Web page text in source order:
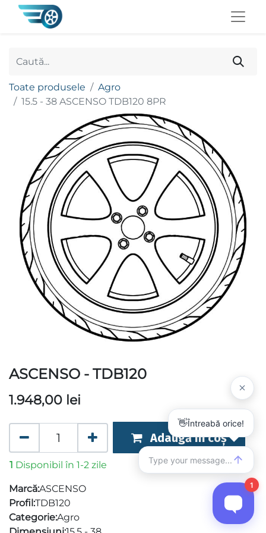
Toate produsele
Agro
15.5 - 38 ASCENSO TDB120 8PR
ASCENSO - TDB120
1.948,00 lei
Adaugă în coș
1 Disponibil în 1-2 zile
Marcă:ASCENSO
Profil:TDB120
Categorie:Agro